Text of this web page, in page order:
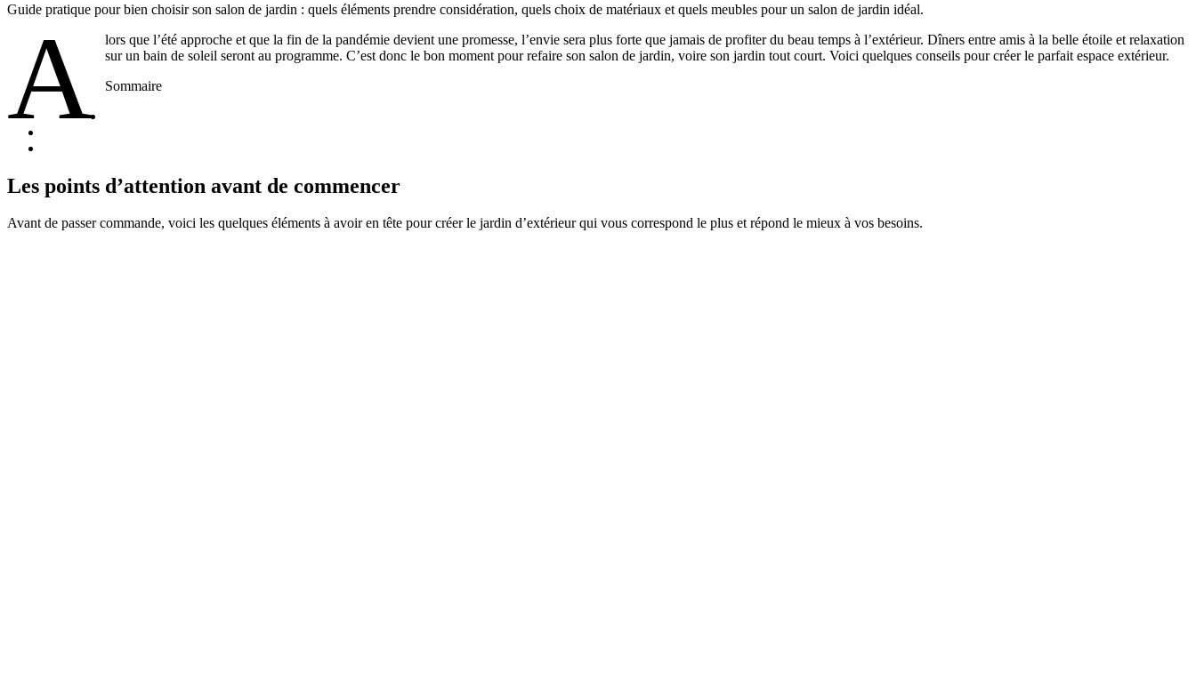
Guide pratique pour bien choisir son salon de jardin : quels éléments prendre considération, quels choix de matériaux et quels meubles pour un salon de jardin idéal.
A
lors que l’été approche et que la fin de la pandémie devient une promesse, l’envie sera plus forte que jamais de profiter du beau temps à l’extérieur. Dîners entre amis à la belle étoile et relaxation
sur un bain de soleil seront au programme. C’est donc le bon moment pour refaire son salon de jardin, voire son jardin tout court. Voici quelques conseils pour créer le parfait espace extérieur.
Sommaire
Les points d’attention avant de commencer
Avant de passer commande, voici les quelques éléments à avoir en tête pour créer le jardin d’extérieur qui vous correspond le plus et répond le mieux à vos besoins.